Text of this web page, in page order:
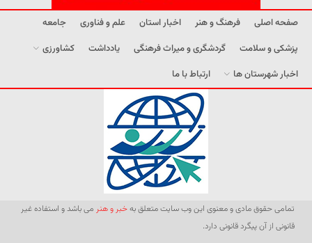
صفحه اصلی فرهنگ و هنر اخبار استان علم و فناوری
جامعه
پزشکی و سلامت
گردشگری و میراث فرهنگی یادداشت
کشاورزی
اخبار شهرستان ها
ارتباط با ما
تمامی حقوق مادی و معنوی این وب سایت متعلق بهخبر و هنر می باشد و استفاده غیر
قانونی از آن پیگرد قانونی دارد.